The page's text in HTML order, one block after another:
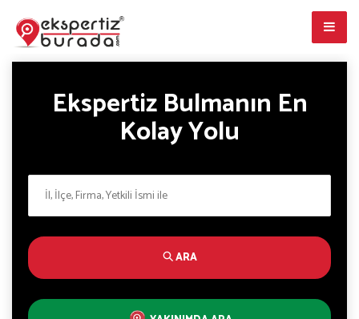
Ekspertiz Bulmanın En
Kolay Yolu
ARA